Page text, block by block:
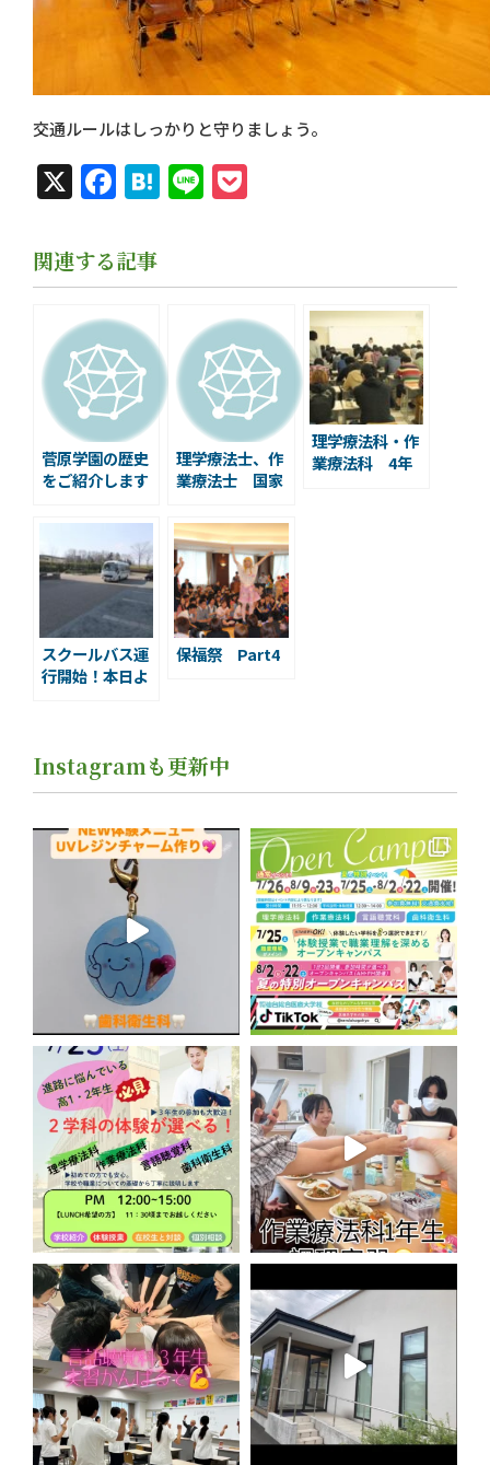
交通ルールはしっかりと守りましょう。
X Facebook
Hatena
Line
関連する記事
菅原学園の歴史
をご紹介します
理学療法士、作
業療法士 国家
理学療法科・作
業療法科 4年
スクールバス運
行開始！本日よ
保福祭 Part4
Instagramも更新中